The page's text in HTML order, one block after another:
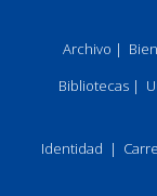
Archivo |
Bibliotecas|
Identidad |